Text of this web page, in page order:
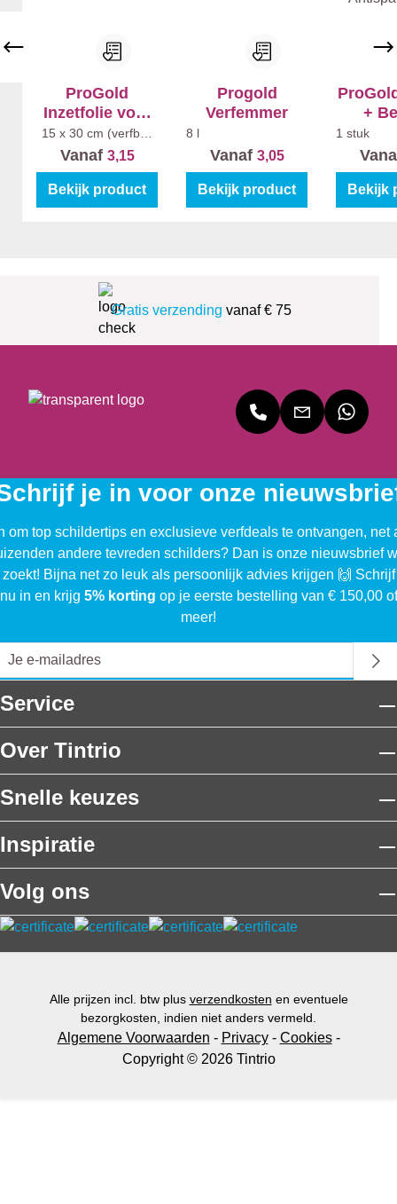
ProGold
Inzetfolie voor
verfbak (5st)
15 x 30 cm (verfbak
Vanaf 3,15
Bekijk product
Progold
Verfemmer
8 l
Vanaf 3,05
Bekijk product
+
1 stuk
Bekijk
Gratis verzending vanaf € 75
je in voor onze
om top schildertips en exclusieve verfdeals te ontvangen, net
andere tevreden schilders? Dan is onze nieuwsbrief
Bijna net zo leuk als persoonlijk advies krijgen 🙌
nu in en krijg 5% korting op je eerste bestelling van € 150,00 of
meer!
Service
Over Tintrio
Snelle keuzes
Inspiratie
Volg ons
Alle prijzen incl. btw plus verzendkosten en eventuele
bezorgkosten, indien niet anders vermeld.
Algemene Voorwaarden - Privacy- Cookies-
Copyright © 2026 Tintrio